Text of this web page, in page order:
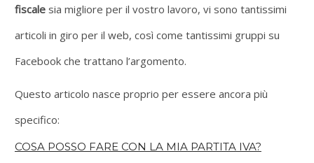
fiscalesia migliore per il vostro lavoro, vi sono tantissimi
articoli in giro per il web, così come tantissimi gruppi su
Facebook che trattano l’argomento.
Questo articolo nasce proprio per essere ancora più
specifico:
COSA POSSO FARE CON LA MIA PARTITA IVA?